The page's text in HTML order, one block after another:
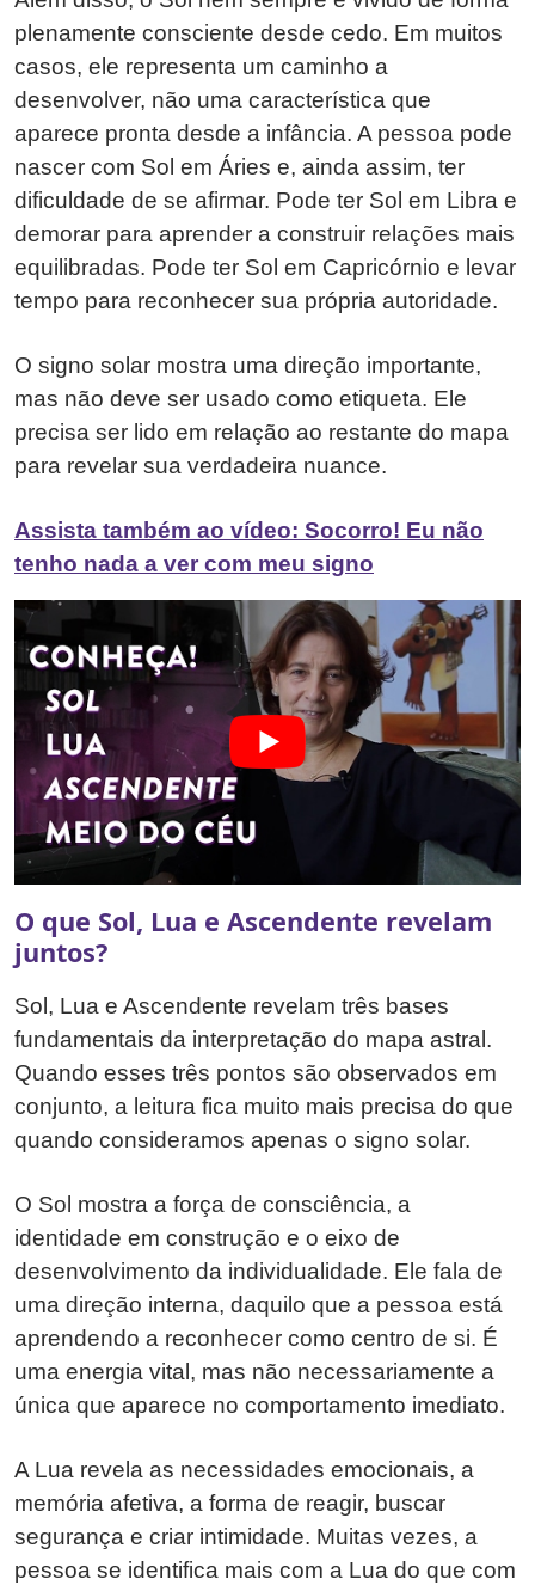
plenamente consciente desde cedo. Em muitos
casos, ele representa um caminho a
desenvolver, não uma característica que
aparece pronta desde a infância. A pessoa pode
nascer com Sol em Áries e, ainda assim, ter
dificuldade de se afirmar. Pode ter Sol em Libra e
demorar para aprender a construir relações mais
equilibradas. Pode ter Sol em Capricórnio e levar
tempo para reconhecer sua própria autoridade.
O signo solar mostra uma direção importante,
mas não deve ser usado como etiqueta. Ele
precisa ser lido em relação ao restante do mapa
para revelar sua verdadeira nuance.
Assista também ao vídeo: Socorro! Eu não
tenho nada a ver com meu signo
O que Sol, Lua e Ascendente revelam
juntos?
Sol, Lua e Ascendente revelam três bases
fundamentais da interpretação do mapa astral.
Quando esses três pontos são observados em
conjunto, a leitura fica muito mais precisa do que
quando consideramos apenas o signo solar.
O Sol mostra a força de consciência, a
identidade em construção e o eixo de
desenvolvimento da individualidade. Ele fala de
uma direção interna, daquilo que a pessoa está
aprendendo a reconhecer como centro de si. É
uma energia vital, mas não necessariamente a
única que aparece no comportamento imediato.
A Lua revela as necessidades emocionais, a
memória afetiva, a forma de reagir, buscar
segurança e criar intimidade. Muitas vezes, a
pessoa se identifica mais com a Lua do que com